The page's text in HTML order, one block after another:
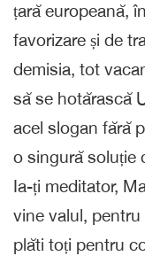
țară europeană,
favorizare și de
demisia, tot
să se hotărască
acel slogan fără
o singură soluție
Ia-ți meditator,
vine valul,
plăti toți pentru